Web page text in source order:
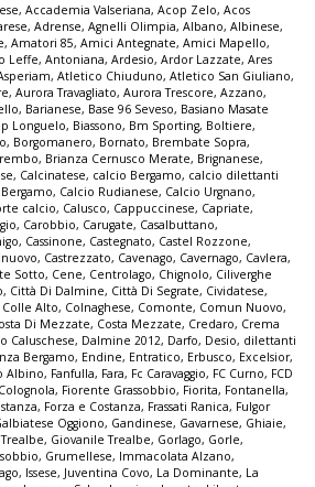
, Accademia Valseriana, Acop Zelo, Acos
, Adrense, Agnelli Olimpia, Albano, Albinese,
, Amatori 85, Amici Antegnate, Amici Mapello,
Leffe, Antoniana, Ardesio, Ardor Lazzate, Ares
, Atletico Chiuduno, Atletico San Giuliano,
, Aurora Travagliato, Aurora Trescore, Azzano,
, Barianese, Base 96 Seveso, Basiano Masate
Longuelo, Biassono, Bm Sporting, Boltiere,
, Borgomanero, Bornato, Brembate Sopra,
, Brianza Cernusco Merate, Brignanese,
, Calcinatese, calcio Bergamo, calcio dilettanti
, Calcio Rudianese, Calcio Urgnano,
calcio, Calusco, Cappuccinese, Capriate,
, Carobbio, Carugate, Casalbuttano,
, Cassinone, Castegnato, Castel Rozzone,
, Castrezzato, Cavenago, Cavernago, Cavlera,
Sotto, Cene, Centrolago, Chignolo, Ciliverghe
, Città Di Dalmine, Città Di Segrate, Cividatese,
Colle Alto, Colnaghese, Comonte, Comun Nuovo,
Di Mezzate, Costa Mezzate, Credaro, Crema
Caluschese, Dalmine 2012, Darfo, Desio, dilettanti
Bergamo, Endine, Entratico, Erbusco, Excelsior,
Albino, Fanfulla, Fara, Fc Caravaggio, FC Curno, FCD
, Fiorente Grassobbio, Fiorita, Fontanella,
, Forza e Costanza, Frassati Ranica, Fulgor
Oggiono, Gandinese, Gavarnese, Ghiaie,
, Giovanile Trealbe, Gorlago, Gorle,
, Grumellese, Immacolata Alzano,
, Issese, Juventina Covo, La Dominante, La